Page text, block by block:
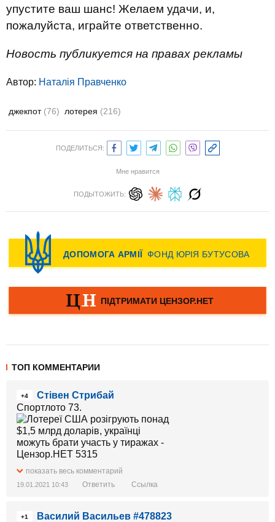
упустите ваш шанс! Желаем удачи, и,
пожалуйста, играйте ответственно.
Новость публикуется на правах рекламы
Автор: Наталія Правченко
джекпот (76) лотерея (216)
ПОДЕЛИТЬСЯ:
Мне нравится
ПОДЫТОЖИТЬ:
ТОП КОММЕНТАРИИ
+4
Стівен Стрибай
Спортлото 73.
показать весь комментарий
19.01.2021 10:43 Ответить Ссылка
+1
Василий Васильев #478823